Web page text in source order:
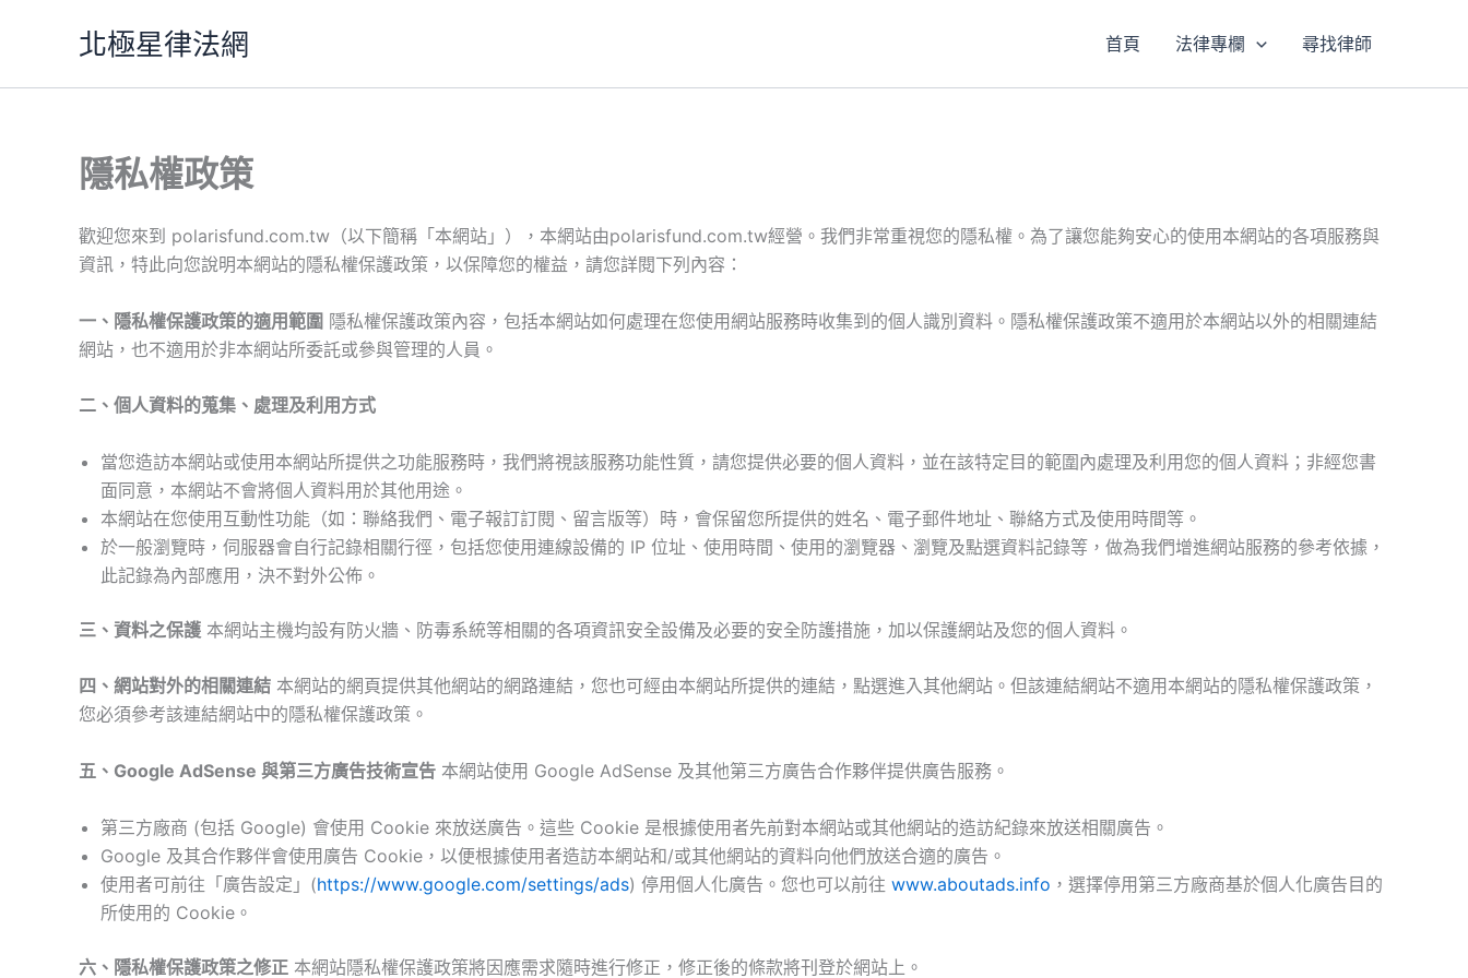
北極星律法網 首頁 法律專欄 尋找律師
隱私權政策
歡迎您來到 polarisfund.com.tw（以下簡稱「本網站」），本網站由polarisfund.com.tw經營。我們非常重視您的隱私權。為了讓您能夠安心的使用本網站的各項服務與
資訊，特此向您說明本網站的隱私權保護政策，以保障您的權益，請您詳閱下列內容：
一、隱私權保護政策的適用範圍 隱私權保護政策內容，包括本網站如何處理在您使用網站服務時收集到的個人識別資料。隱私權保護政策不適用於本網站以外的相關連結
網站，也不適用於非本網站所委託或參與管理的人員。
二、個人資料的蒐集、處理及利用方式
當您造訪本網站或使用本網站所提供之功能服務時，我們將視該服務功能性質，請您提供必要的個人資料，並在該特定目的範圍內處理及利用您的個人資料；非經您書
面同意，本網站不會將個人資料用於其他用途。
本網站在您使用互動性功能（如：聯絡我們、電子報訂訂閱、留言版等）時，會保留您所提供的姓名、電子郵件地址、聯絡方式及使用時間等。
於一般瀏覽時，伺服器會自行記錄相關行徑，包括您使用連線設備的 IP 位址、使用時間、使用的瀏覽器、瀏覽及點選資料記錄等，做為我們增進網站服務的參考依據，
此記錄為內部應用，決不對外公佈。
三、資料之保護 本網站主機均設有防火牆、防毒系統等相關的各項資訊安全設備及必要的安全防護措施，加以保護網站及您的個人資料。
四、網站對外的相關連結 本網站的網頁提供其他網站的網路連結，您也可經由本網站所提供的連結，點選進入其他網站。但該連結網站不適用本網站的隱私權保護政策，
您必須參考該連結網站中的隱私權保護政策。
五、Google AdSense 與第三方廣告技術宣告 本網站使用 Google AdSense 及其他第三方廣告合作夥伴提供廣告服務。
第三方廠商 (包括 Google) 會使用 Cookie 來放送廣告。這些 Cookie 是根據使用者先前對本網站或其他網站的造訪紀錄來放送相關廣告。
Google 及其合作夥伴會使用廣告 Cookie，以便根據使用者造訪本網站和/或其他網站的資料向他們放送合適的廣告。
使用者可前往「廣告設定」(https://www.google.com/settings/ads) 停用個人化廣告。您也可以前往 www.aboutads.info ，選擇停用第三方廠商基於個人化廣告目的
所使用的 Cookie。
六、隱私權保護政策之修正 本網站隱私權保護政策將因應需求隨時進行修正，修正後的條款將刊登於網站上。